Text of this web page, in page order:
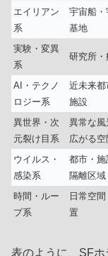
エイリアン
系
宇宙船・
基地
実験・変異
系
研究所・
AI・テクノ
ロジー系
近未来都
施設
異世界・次
元裂け目系
異常な風
広がる空
ウイルス・
感染系
都市・施
隔離区域
時間・ルー
プ系
日常空間
置
表のように、SF